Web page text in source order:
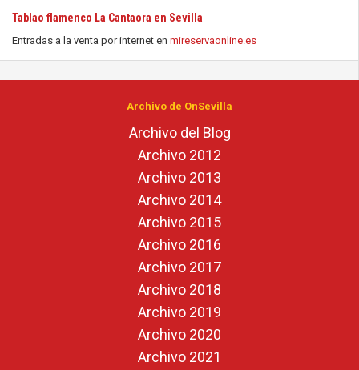
Tablao flamenco La Cantaora en Sevilla
Entradas a la venta por internet en mireservaonline.es
Archivo de OnSevilla
Archivo del Blog
Archivo 2012
Archivo 2013
Archivo 2014
Archivo 2015
Archivo 2016
Archivo 2017
Archivo 2018
Archivo 2019
Archivo 2020
Archivo 2021